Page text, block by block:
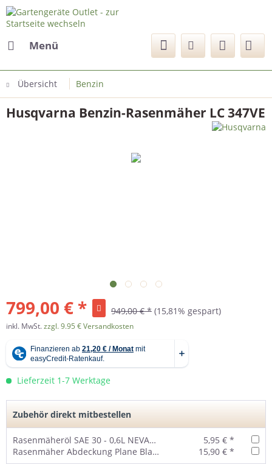
Menü
Übersicht Benzin
Husqvarna Benzin-Rasenmäher LC 347VE
799,00 € * 949,00 € * (15,81% gespart)
inkl. MwSt.zzgl. 9.95 € Versandkosten
Lieferzeit 1-7 Werktage
Zubehör direkt mitbestellen
Rasenmäheröl SAE 30 - 0,6L NEVADA
5,95 € *
Rasenmäher Abdeckung Plane Black Edition
15,90 € *